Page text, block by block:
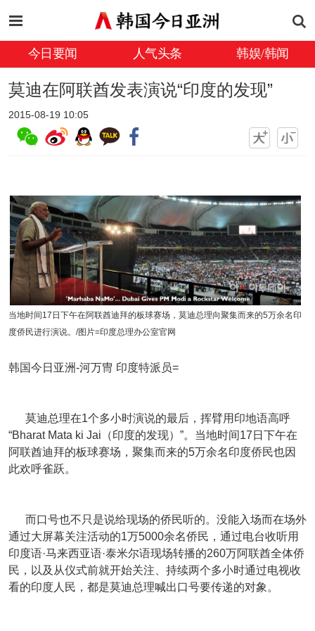
今日要闻 人气头条 韩娱/韩闻
莫迪在阿联酋发表演说“印度的发现”
2015-08-19 10:05
当地时间17日下午在阿联酋迪拜的板球赛场，莫迪总理向聚集而来的5万余名印
度侨民进行演说。/图片=印度总理办公室官网
韩国今日亚洲-河万冑 印度特派员=
莫迪总理在1个多小时演说的最后，挥臂用印地语高呼
“Bharat Mata ki Jai（印度的发现）”。当地时间17日下午在
阿联酋迪拜的板球赛场，聚集而来的5万余名印度侨民也因
此欢呼雀跃。
而口号也不只是说给现场的侨民听的。没能入场而在场外
通过大屏幕关注活动的1万5000余名侨民，通过电台收听用
印度语·马来西亚语·泰米尔语现场转播的260万阿联酋全体侨
民，以及从仪式前就开始关注、持续两个多小时通过电视收
看的印度人民，都是莫迪总理喊出口号要传递的对象。